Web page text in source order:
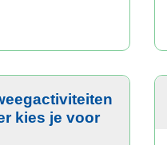
kies je voor